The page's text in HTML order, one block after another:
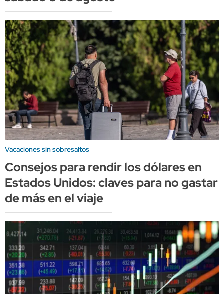
Vacaciones sin sobresaltos
Consejos para rendir los dólares en
Estados Unidos: claves para no gastar
de más en el viaje